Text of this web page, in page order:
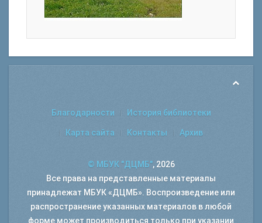
Благодарности История библиотеки
Карта сайта Контакты Архив
© МБУК "ДЦМБ", 2026
Все права на представленные материалы
принадлежат МБУК «ДЦМБ». Воспроизведение или
распространение указанных материалов в любой
форме может производиться только при указании